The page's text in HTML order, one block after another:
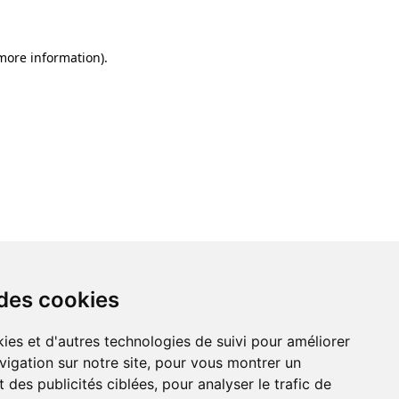
cookies
et d'autres technologies de suivi pour améliorer
sur notre site, pour vous montrer un
des publicités ciblées, pour analyser le trafic de
information).